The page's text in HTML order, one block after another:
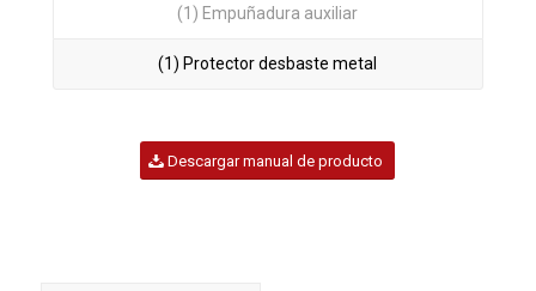
(1) Empuñadura auxiliar
(1) Protector desbaste metal
Descargar manual de producto